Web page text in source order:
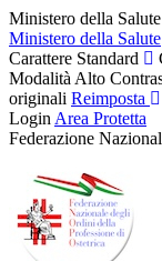
Ministero della Salute
Ministero della Salute
Carattere Standard
Modalità Alto
originali Reimposta
Login Area Protetta
Federazione